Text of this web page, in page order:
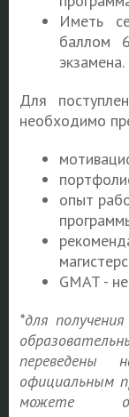
Иметь
баллом
экзамена.
Для
необходимо
опыт
GMAT -
*для
переведены
официальным
можете